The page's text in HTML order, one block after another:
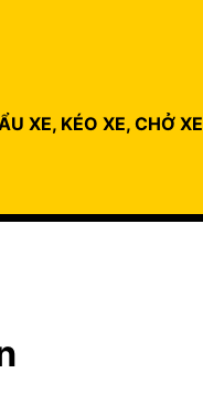
XE, KÉO XE, CHỞ XE